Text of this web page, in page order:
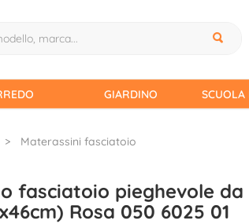
GIARDINO SCUOLA
Materassini fasciatoio
fasciatoio pieghevole da
Rosa 050 6025 01